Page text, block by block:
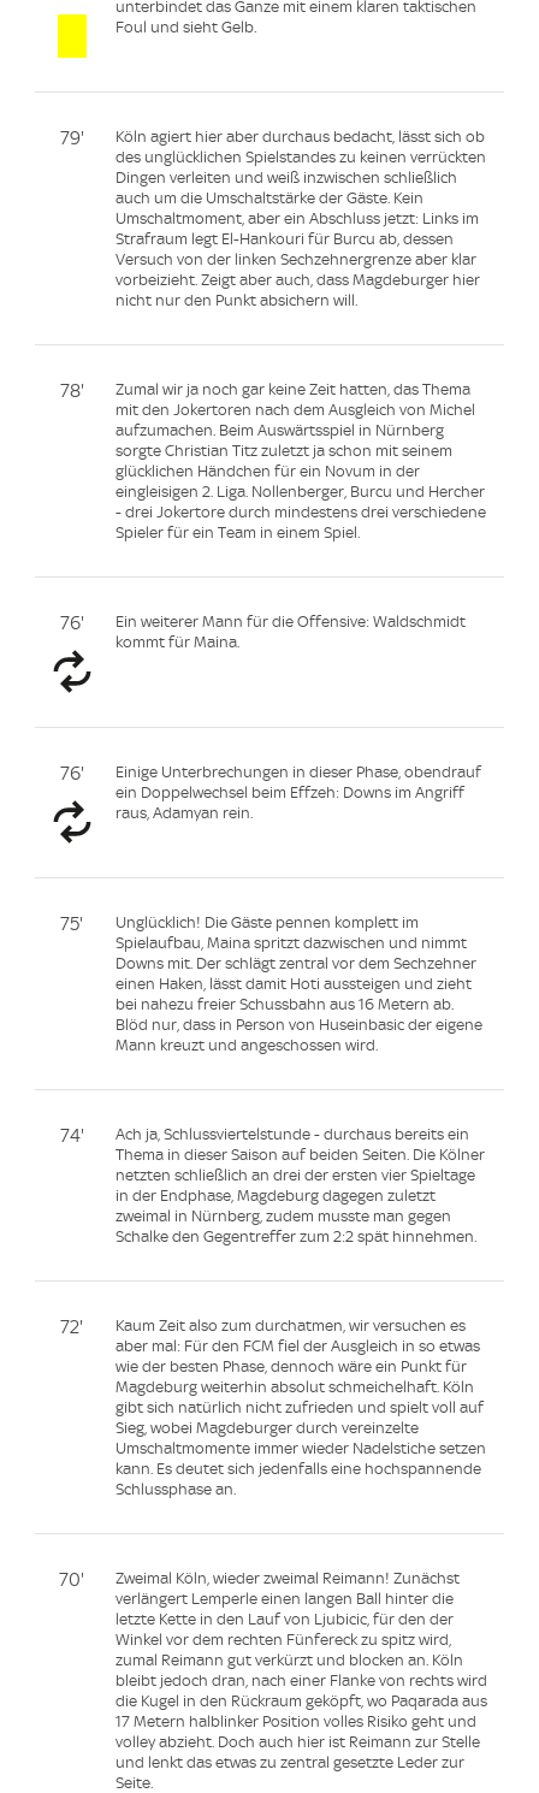
unterbindet das Ganze mit einem klaren taktischen
Foul und sieht Gelb.
79'
Köln agiert hier aber durchaus bedacht, lässt sich ob
des unglücklichen Spielstandes zu keinen verrückten
Dingen verleiten und weiß inzwischen schließlich
auch um die Umschaltstärke der Gäste. Kein
Umschaltmoment, aber ein Abschluss jetzt: Links im
Strafraum legt El-Hankouri für Burcu ab, dessen
Versuch von der linken Sechzehnergrenze aber klar
vorbeizieht. Zeigt aber auch, dass Magdeburger hier
nicht nur den Punkt absichern will.
78'
Zumal wir ja noch gar keine Zeit hatten, das Thema
mit den Jokertoren nach dem Ausgleich von Michel
aufzumachen. Beim Auswärtsspiel in Nürnberg
sorgte Christian Titz zuletzt ja schon mit seinem
glücklichen Händchen für ein Novum in der
eingleisigen 2. Liga. Nollenberger, Burcu und Hercher
- drei Jokertore durch mindestens drei verschiedene
Spieler für ein Team in einem Spiel.
76'
Ein weiterer Mann für die Offensive: Waldschmidt
kommt für Maina.
76'
Einige Unterbrechungen in dieser Phase, obendrauf
ein Doppelwechsel beim Effzeh: Downs im Angriff
raus, Adamyan rein.
75'
Unglücklich! Die Gäste pennen komplett im
Spielaufbau, Maina spritzt dazwischen und nimmt
Downs mit. Der schlägt zentral vor dem Sechzehner
einen Haken, lässt damit Hoti aussteigen und zieht
bei nahezu freier Schussbahn aus 16 Metern ab.
Blöd nur, dass in Person von Huseinbasic der eigene
Mann kreuzt und angeschossen wird.
74'
Ach ja, Schlussviertelstunde - durchaus bereits ein
Thema in dieser Saison auf beiden Seiten. Die Kölner
netzten schließlich an drei der ersten vier Spieltage
in der Endphase, Magdeburg dagegen zuletzt
zweimal in Nürnberg, zudem musste man gegen
Schalke den Gegentreffer zum 2:2 spät hinnehmen.
72'
Kaum Zeit also zum durchatmen, wir versuchen es
aber mal: Für den FCM fiel der Ausgleich in so etwas
wie der besten Phase, dennoch wäre ein Punkt für
Magdeburg weiterhin absolut schmeichelhaft. Köln
gibt sich natürlich nicht zufrieden und spielt voll auf
Sieg, wobei Magdeburger durch vereinzelte
Umschaltmomente immer wieder Nadelstiche setzen
kann. Es deutet sich jedenfalls eine hochspannende
Schlussphase an.
70'
Zweimal Köln, wieder zweimal Reimann! Zunächst
verlängert Lemperle einen langen Ball hinter die
letzte Kette in den Lauf von Ljubicic, für den der
Winkel vor dem rechten Fünfereck zu spitz wird,
zumal Reimann gut verkürzt und blocken an. Köln
bleibt jedoch dran, nach einer Flanke von rechts wird
die Kugel in den Rückraum geköpft, wo Paqarada aus
17 Metern halblinker Position volles Risiko geht und
volley abzieht. Doch auch hier ist Reimann zur Stelle
und lenkt das etwas zu zentral gesetzte Leder zur
Seite.